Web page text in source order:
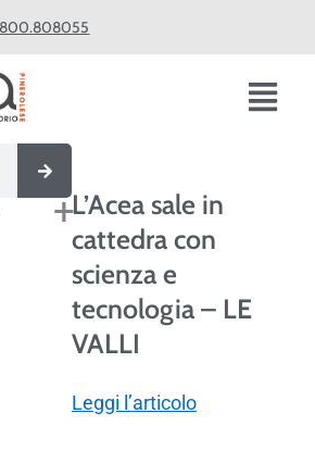
800.808055
L’Acea sale in
cattedra con
scienza e
tecnologia – LE
VALLI
Leggi l’articolo